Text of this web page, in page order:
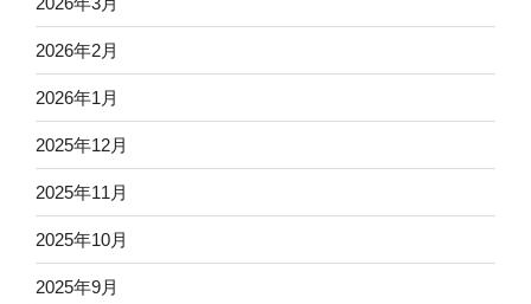
2026年2月
2026年1月
2025年12月
2025年11月
2025年10月
2025年9月